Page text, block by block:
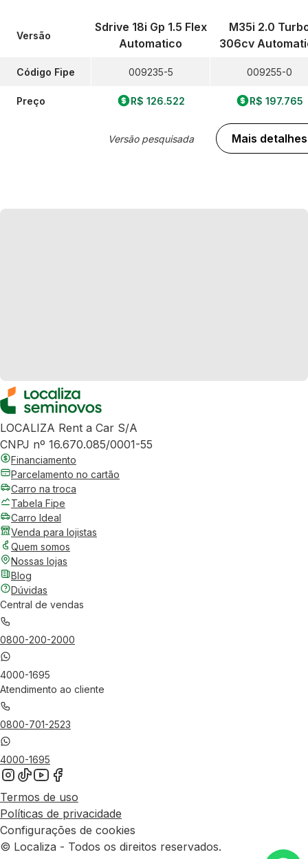
Versão
Código Fipe
Preço
Sdrive 18i Gp 1.5 Flex
Automatico
009235-5
R$ 126.522
Versão pesquisada
M35i 2.0
306cv
009255-0
R$ 197.765
Mais detalhes
LOCALIZA Rent a Car S/A
CNPJ nº 16.670.085/0001-55
Financiamento
Parcelamento no cartão
Carro na troca
Tabela Fipe
Carro Ideal
Venda para lojistas
Quem somos
Nossas lojas
Blog
Dúvidas
Central de vendas
0800-200-2000
4000-1695
Atendimento ao cliente
0800-701-2523
4000-1695
Termos de uso
Políticas de privacidade
Configurações de cookies
© Localiza - Todos os direitos reservados.